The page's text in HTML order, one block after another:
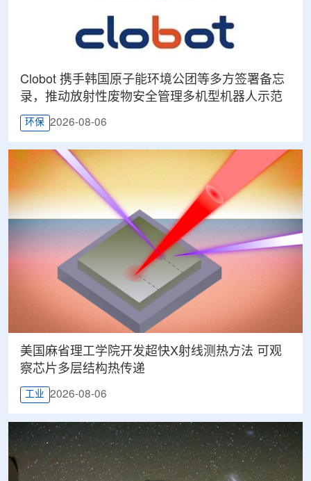
Clobot 携手韩国原子能环境公团等多方签署备忘
录，推动放射性废物安全管理多机型机器人示范
环保 2026-08-06
美国麻省理工学院开发超快X射线测热方法 可观
察芯片多层结构热传递
工业 2026-08-06